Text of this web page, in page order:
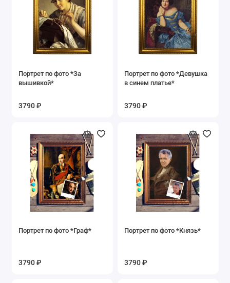
Портрет по фото *За
вышивкой*
3790 ₽
Портрет по фото *Девушка
в синем платье*
3790 ₽
Портрет по фото *Граф*
3790 ₽
Портрет по фото *Князь*
3790 ₽